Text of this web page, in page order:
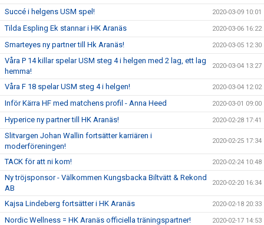
Succé i helgens USM spel! 2020-03-09 10:01
Tilda Espling Ek stannar i HK Aranäs 2020-03-06 16:22
Smarteyes ny partner till Hk Aranäs! 2020-03-05 12:30
Våra P 14 killar spelar USM steg 4 i helgen med 2 lag, ett lag
hemma!
2020-03-04 13:27
Våra F 18 spelar USM steg 4 i helgen! 2020-03-04 12:02
Inför Kärra HF med matchens profil - Anna Heed 2020-03-01 09:00
Hyperice ny partner till HK Aranäs! 2020-02-28 17:41
Slitvargen Johan Wallin fortsätter karriären i
moderföreningen!
2020-02-25 17:34
TACK för att ni kom! 2020-02-24 10:48
Ny tröjsponsor - Välkommen Kungsbacka Biltvätt & Rekond
AB
2020-02-20 16:34
Kajsa Lindeberg fortsätter i HK Aranäs 2020-02-18 20:33
Nordic Wellness = HK Aranäs officiella träningspartner! 2020-02-17 14:53